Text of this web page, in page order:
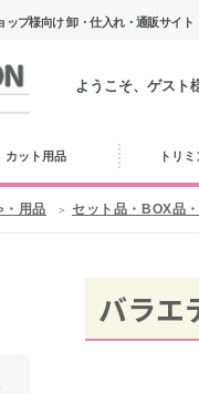
プ様向け 卸・仕入れ・通販サイト
ようこそ、ゲスト
カット用品 トリ
・用品 セット品・BOX品
バラエ